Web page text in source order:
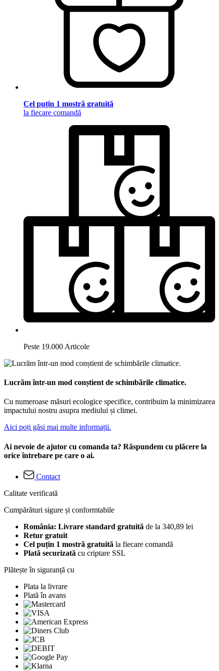
Cel puțin 1 mostră gratuită
la fiecare comandă
Peste 19.000 Articole
Lucrăm într-un mod conștient de schimbările climatice.
Cu numeroase măsuri ecologice specifice, contribuim la minimizarea
impactului nostru asupra mediului și climei.
Aici poți găsi mai multe informații.
Ai nevoie de ajutor cu comanda ta? Răspundem cu plăcere la
orice întrebare pe care o ai.
Contact
Calitate verificată
Cumpărături sigure și conformtabile
România: Livrare standard gratuită de la 340,89 lei
Retur gratuit
Cel puțin 1 mostră gratuită la fiecare comandă
Plată securizată cu criptare SSL
Plătește în siguranță cu
Plata la livrare
Plată în avans